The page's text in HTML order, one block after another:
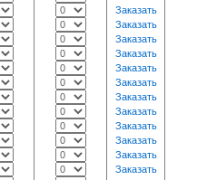
Заказать
Заказать
Заказать
Заказать
Заказать
Заказать
Заказать
Заказать
Заказать
Заказать
Заказать
Заказать